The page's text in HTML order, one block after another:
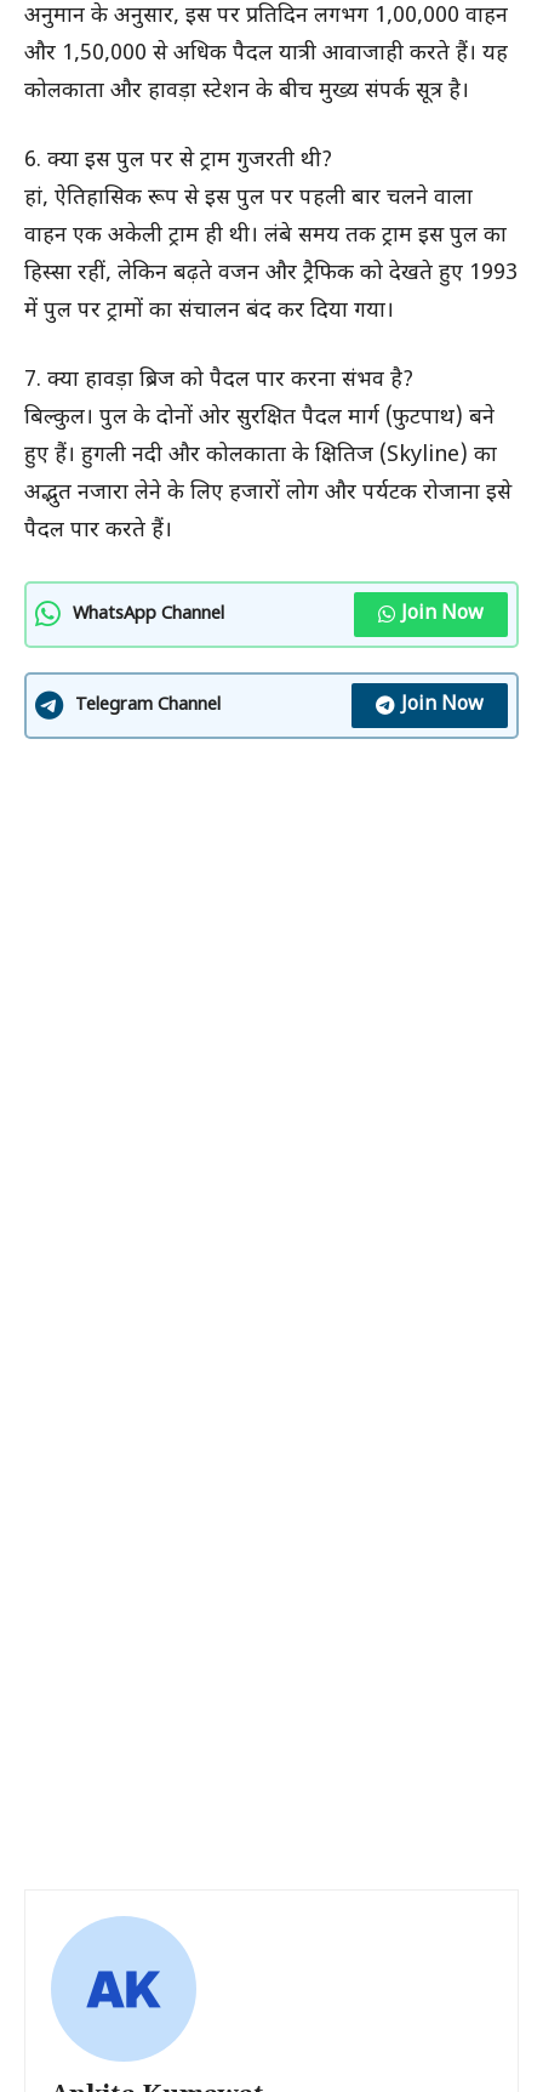
अनुमान के अनुसार, इस पर प्रतिदिन लगभग 1,00,000 वाहन
और 1,50,000 से अधिक पैदल यात्री आवाजाही करते हैं। यह
कोलकाता और हावड़ा स्टेशन के बीच मुख्य संपर्क सूत्र है।
6. क्या इस पुल पर से ट्राम गुजरती थी?
हां, ऐतिहासिक रूप से इस पुल पर पहली बार चलने वाला
वाहन एक अकेली ट्राम ही थी। लंबे समय तक ट्राम इस पुल का
हिस्सा रहीं, लेकिन बढ़ते वजन और ट्रैफिक को देखते हुए 1993
में पुल पर ट्रामों का संचालन बंद कर दिया गया।
7. क्या हावड़ा ब्रिज को पैदल पार करना संभव है?
बिल्कुल। पुल के दोनों ओर सुरक्षित पैदल मार्ग (फुटपाथ) बने
हुए हैं। हुगली नदी और कोलकाता के क्षितिज (Skyline) का
अद्भुत नजारा लेने के लिए हजारों लोग और पर्यटक रोजाना इसे
पैदल पार करते हैं।
WhatsApp Channel Join Now
Telegram Channel Join Now